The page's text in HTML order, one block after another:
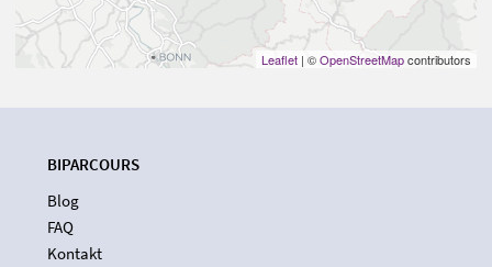
Leaflet | ©OpenStreetMapcontributors
BIPARCOURS
Blog
FAQ
Kontakt